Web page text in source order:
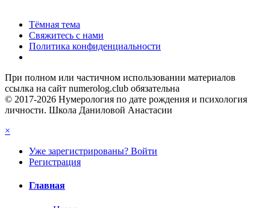
Тёмная тема
Свяжитесь с нами
Политика конфиденциальности
При полном или частичном использовании материалов
ссылка на сайт numerolog.club обязательна
© 2017-2026 Нумерология по дате рождения и психология
личности. Школа Даниловой Анастасии
×
Уже зарегистрированы? Войти
Регистрация
Главная